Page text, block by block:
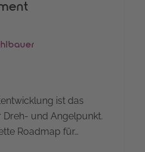
ist das
und Angelpunkt.
Roadmap für…